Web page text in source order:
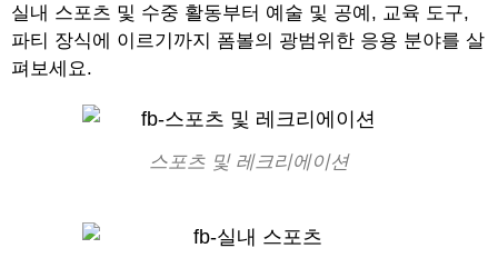
실내 스포츠 및 수중 활동부터 예술 및 공예, 교육 도구,
파티 장식에 이르기까지 폼볼의 광범위한 응용 분야를 살
펴보세요.
스포츠 및 레크리에이션